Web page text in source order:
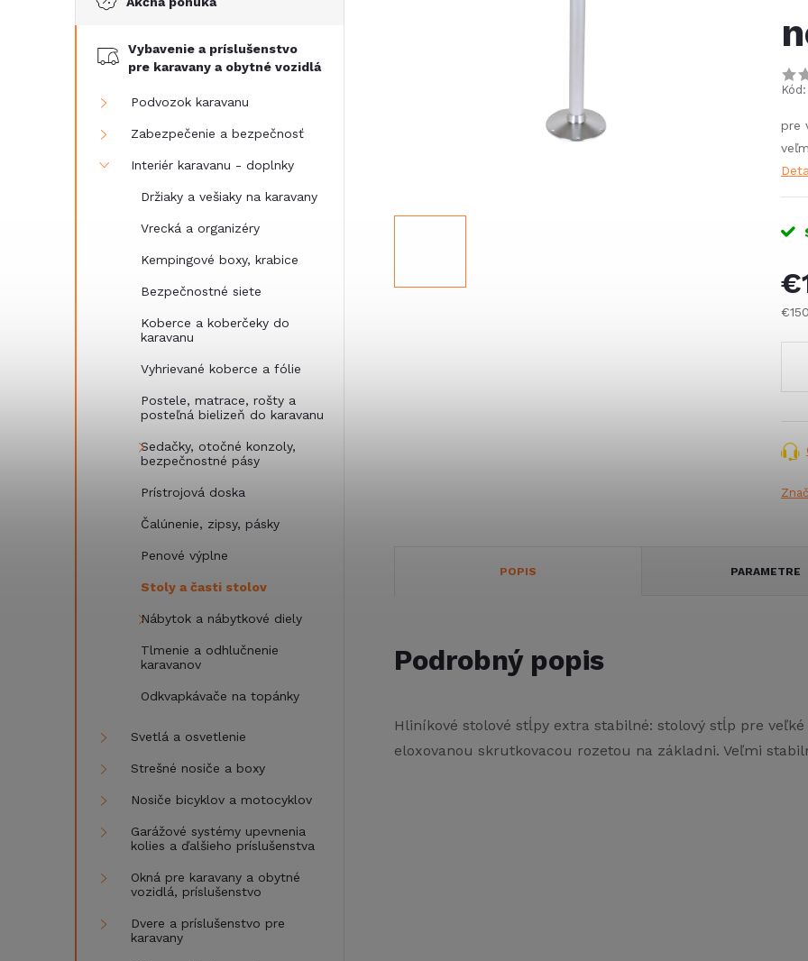
č
Vybavenie a príslušenstvo
pre karavany a obytné vozidlá
Podvozok karavanu
Zabezpečenie a bezpečnosť
Interiér karavanu - doplnky
Držiaky a vešiaky na karavany
Vrecká a organizéry
Kempingové boxy, krabice
Bezpečnostné siete
Koberce a koberčeky do
karavanu
Vyhrievané koberce a fólie
Postele, matrace, rošty a
posteľná bielizeň do karavanu
Sedačky, otočné konzoly,
bezpečnostné pásy
Prístrojová doska
Čalúnenie, zipsy, pásky
Penové výplne
Stoly a časti stolov
Nábytok a nábytkové diely
Tlmenie a odhlučnenie
karavanov
Odkvapkávače na topánky
Svetlá a osvetlenie
Strešné nosiče a boxy
Nosiče bicyklov a motocyklov
Garážové systémy upevnenia
kolies a ďalšieho príslušenstva
Okná pre karavany a obytné
vozidlá, príslušenstvo
Dvere a príslušenstvo pre
karavany
Kód:
pre
POPIS PARAMETRE
Podrobný popis
Hliníkové stolové stĺpy extra stabilné: stolový stĺp pre
eloxovanou skrutkovacou rozetou na základni. Veľmi